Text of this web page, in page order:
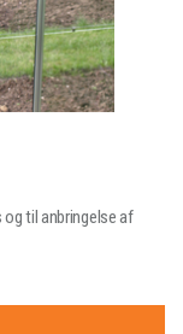
til anbringelse af